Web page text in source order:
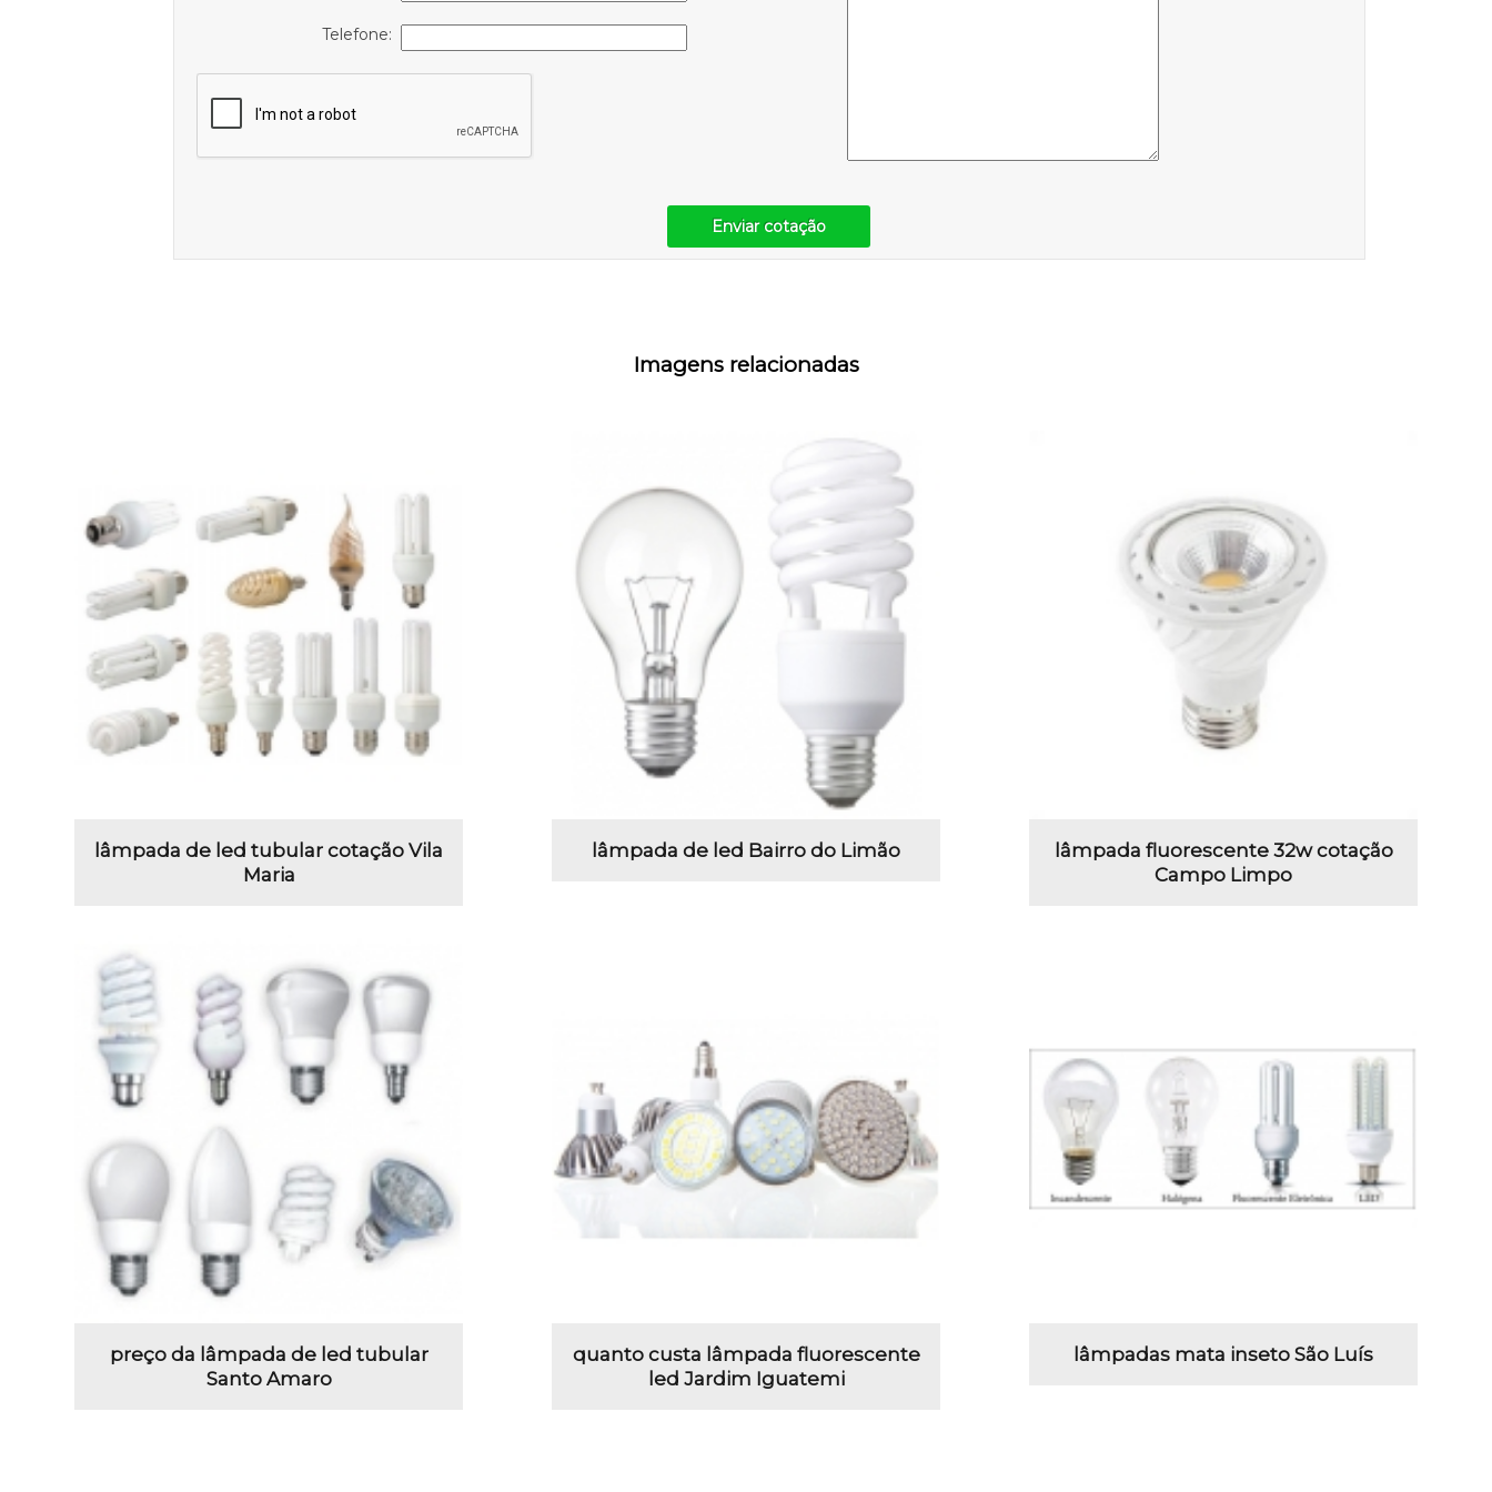
Telefone:
Enviar cotação
Imagens relacionadas
lâmpada de led tubular cotação Vila
Maria
lâmpada de led Bairro do Limão
lâmpada fluorescente 32w cotação
Campo Limpo
preço da lâmpada de led tubular
Santo Amaro
quanto custa lâmpada fluorescente
led Jardim Iguatemi
lâmpadas mata inseto São Luís